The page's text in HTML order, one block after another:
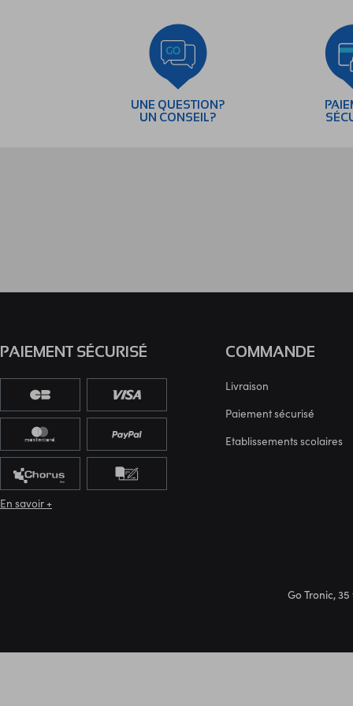
UNE QUESTION?
UN CONSEIL?
COMMANDE
Livraison
Paiement sécurisé
Etablissements scolaires
PAIEMENT SÉCURISÉ
En savoir +
Go Tronic,